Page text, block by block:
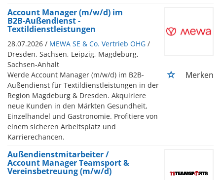
Account Manager (m/w/d) im
B2B-Außendienst -
Textildienstleistungen
28.07.2026 / MEWA SE & Co. Vertrieb OHG /
Dresden, Sachsen, Leipzig, Magdeburg,
Sachsen-Anhalt
Werde Account Manager (m/w/d) im B2B-
Außendienst für Textildienstleistungen in der
Region Magdeburg & Dresden. Akquiriere
neue Kunden in den Märkten Gesundheit,
Einzelhandel und Gastronomie. Profitiere von
einem sicheren Arbeitsplatz und
Karrierechancen.
Merken
Außendienstmitarbeiter /
Account Manager Teamsport &
Vereinsbetreuung (m/w/d)